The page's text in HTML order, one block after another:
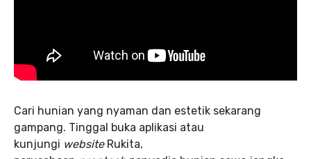
Cari hunian yang nyaman dan estetik sekarang
gampang. Tinggal buka aplikasi atau
kunjungi websiteRukita,